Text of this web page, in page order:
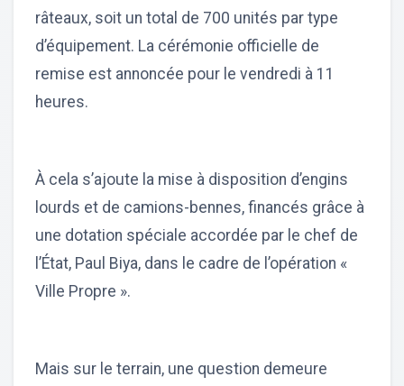
râteaux, soit un total de 700 unités par type
d’équipement. La cérémonie officielle de
remise est annoncée pour le vendredi à 11
heures.
À cela s’ajoute la mise à disposition d’engins
lourds et de camions-bennes, financés grâce à
une dotation spéciale accordée par le chef de
l’État, Paul Biya, dans le cadre de l’opération «
Ville Propre ».
Mais sur le terrain, une question demeure